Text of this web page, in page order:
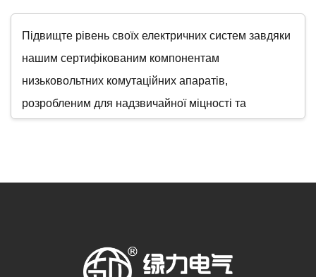
Завантажити
Зв’язатися з нами
Підвищте рівень своїх електричних систем завдяки
нашим сертифікованим компонентам
низьковольтних комутаційних апаратів,
розробленим для надзвичайної міцності та